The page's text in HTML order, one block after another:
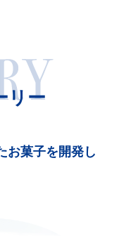
リー
お菓子を開発し